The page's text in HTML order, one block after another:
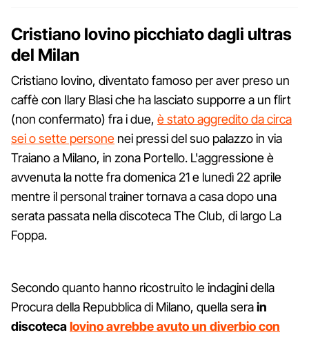
Cristiano Iovino picchiato dagli ultras
del Milan
Cristiano Iovino, diventato famoso per aver preso un
caffè con Ilary Blasi che ha lasciato supporre a un flirt
(non confermato) fra i due, è stato aggredito da circa
sei o sette persone nei pressi del suo palazzo in via
Traiano a Milano, in zona Portello. L'aggressione è
avvenuta la notte fra domenica 21 e lunedì 22 aprile
mentre il personal trainer tornava a casa dopo una
serata passata nella discoteca The Club, di largo La
Foppa.
Secondo quanto hanno ricostruito le indagini della
Procura della Repubblica di Milano, quella serain
discotecaIovino avrebbe avuto un diverbio con